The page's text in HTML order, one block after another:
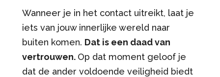
Wanneer je in het contact uitreikt, laat je
iets van jouw innerlijke wereld naar
buiten komen. Dat is een daad van
vertrouwen. Op dat moment geloof je
dat de ander voldoende veiligheid biedt